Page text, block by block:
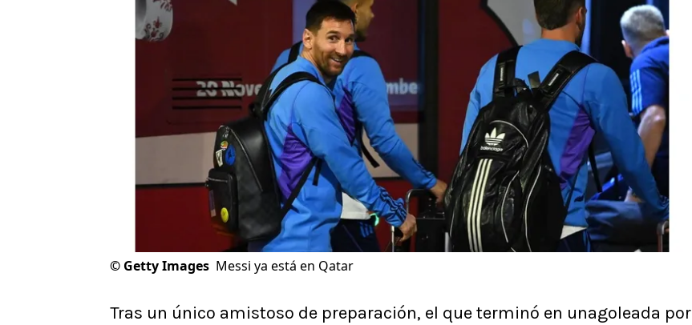
© Getty Images Messi ya está en Qatar
Tras un único amistoso de preparación, el que terminó en unagoleada por